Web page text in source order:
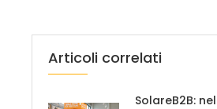
Articoli correlati
SolareB2B: